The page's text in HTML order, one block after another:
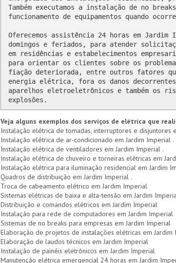
Também executamos a instalação de no
funcionamento de equipamentos quando
Oferecemos assistência 24 horas em
domingos e feriados, para atender
em residências e estabelecimentos
para orientar os clientes sobre os
fiação deteriorada, entre outros fatores
energia elétrica, fora os danos
aparelhos eletroeletrônicos e também os
explosões.
Veja alguns exemplos dos serviços de elétrica que
Instalação elétrica de tomadas, interruptores e disjuntores
Instalação elétrica de ar-condicionado em Jardim Imperial .
Instalação elétrica de ventiladores em Jardim Imperial .
Instalação elétrica de chuveiro e torneiras elétricas em
Instalação elétrica para iluminação residencial em Jardim
Quadros de distribuição em Jardim Imperial .
Troca de cabeamento elétrico em Jardim Imperial
Sistemas elétricas de baixa e alta-tensão em Jardim
Distribuição e comandos elétricos em Jardim Imperial
Instalação para rede de computadores em Jardim Imperial
Sistemas de no breaks para empresas em Jardim Imperial
Elaboração de projetos de instalações elétricas em Jardim
Elaboração de laudos técnicos em Jardim Imperial
Instalação de painéis eletrônicos em Jardim Imperial
Manutenção elétrica emergencial 24 horas em Jardim